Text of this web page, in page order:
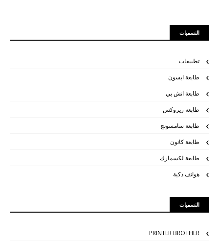
التسميات
تطبيقات
طابعة ابسون
طابعة اتش بي
طابعة زيروكس
طابعة سامسونج
طابعة كانون
طابعة لكسمارك
هواتف ذكية
التسميات
PRINTER BROTHER